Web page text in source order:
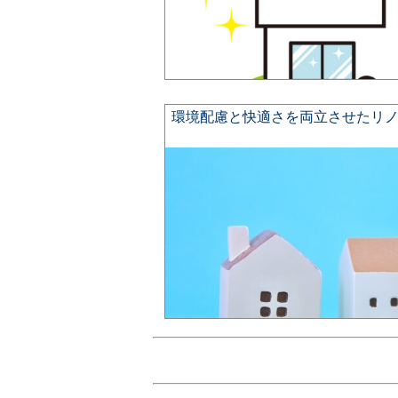
環境配慮と快適さを両立させたリ